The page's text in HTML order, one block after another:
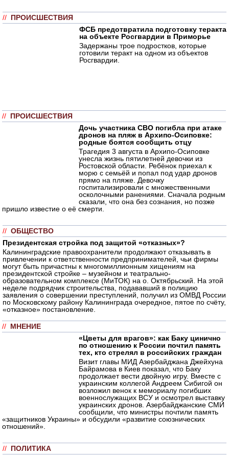
// ПРОИСШЕСТВИЯ
ФСБ предотвратила подготовку теракта
на объекте Росгвардии в Приморье
Задержаны трое подростков, которые
готовили теракт на одном из объектов
Росгвардии.
// ПРОИСШЕСТВИЯ
Дочь участника СВО погибла при атаке
дронов на пляж в Архипо-Осиповке:
родные боятся сообщить отцу
Трагедия 3 августа в Архипо-Осиповке
унесла жизнь пятилетней девочки из
Ростовской области. Ребёнок приехал к
морю с семьёй и попал под удар дронов
прямо на пляже. Девочку
госпитализировали с множественными
осколочными ранениями. Сначала родным
сказали, что она без сознания, но позже
пришло известие о её смерти.
// ОБЩЕСТВО
Президентская стройка под защитой «отказных»?
Калининградские правоохранители продолжают отказывать в
привлечении к ответственности предпринимателей, чьи фирмы
могут быть причастны к многомиллионным хищениям на
президентской стройке – музейном и театрально-
образовательном комплексе (МиТОК) на о. Октябрьский. На этой
неделе подрядчик строительства, подававший в полицию
заявления о совершении преступлений, получил из ОМВД России
по Московскому району Калининграда очередное, пятое по счёту,
«отказное» постановление.
// МНЕНИЕ
«Цветы для врагов»: как Баку цинично
по отношению к России почтил память
тех, кто стрелял в российских граждан
Визит главы МИД Азербайджана Джейхуна
Байрамова в Киев показал, что Баку
продолжает вести двойную игру. Вместе с
украинским коллегой Андреем Сибигой он
возложил венок к мемориалу погибших
военнослужащих ВСУ и осмотрел выставку
украинских дронов. Азербайджанские СМИ
сообщили, что министры почтили память
«защитников Украины» и обсудили «развитие союзнических
отношений».
// ПОЛИТИКА